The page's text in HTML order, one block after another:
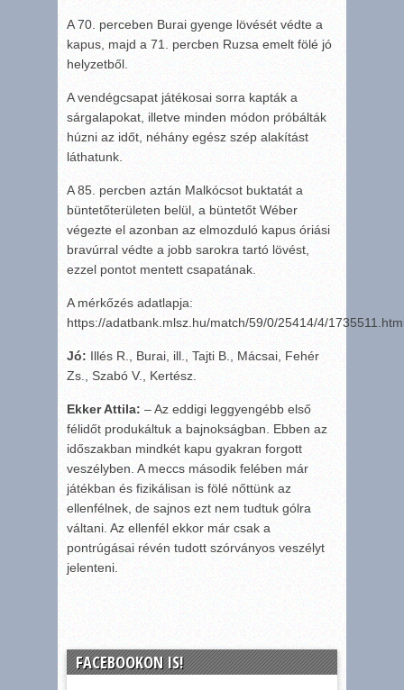
A 70. perceben Burai gyenge lövését védte a
kapus, majd a 71. percben Ruzsa emelt fölé jó
helyzetből.
A vendégcsapat játékosai sorra kapták a
sárgalapokat, illetve minden módon próbálták
húzni az időt, néhány egész szép alakítást
láthatunk.
A 85. percben aztán Malkócsot buktatát a
büntetőterületen belül, a büntetőt Wéber
végezte el azonban az elmozduló kapus óriási
bravúrral védte a jobb sarokra tartó lövést,
ezzel pontot mentett csapatának.
A mérkőzés adatlapja:
https://adatbank.mlsz.hu/match/59/0/25414/4/
Jó: Illés R., Burai, ill., Tajti B., Mácsai, Fehér
Zs., Szabó V., Kertész.
Ekker Attila: – Az eddigi leggyengébb első
félidőt produkáltuk a bajnokságban. Ebben az
időszakban mindkét kapu gyakran forgott
veszélyben. A meccs második felében már
játékban és fizikálisan is fölé nőttünk az
ellenfélnek, de sajnos ezt nem tudtuk gólra
váltani. Az ellenfél ekkor már csak a
pontrúgásai révén tudott szórványos veszélyt
jelenteni.
FACEBOOKON IS!